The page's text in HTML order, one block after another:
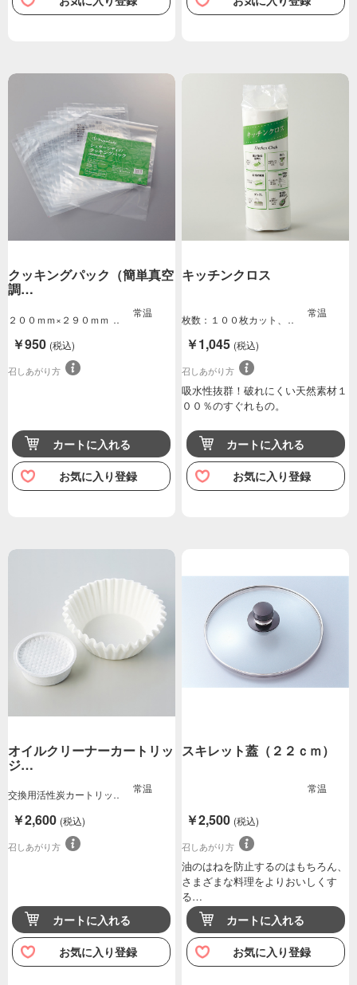
クッキングパック（簡単真空
調…
２００ｍｍ×２９０ｍｍ
常温
￥950 (税込)
召しあがり方
カートに入れる
お気に入り登録
キッチンクロス
枚数：１００枚カット、
常温
￥1,045 (税込)
召しあがり方
吸水性抜群！破れにくい天然素材１
００％のすぐれもの。
カートに入れる
お気に入り登録
オイルクリーナーカートリッ
ジ…
交換用活性炭カートリッ
常温
￥2,600 (税込)
召しあがり方
カートに入れる
お気に入り登録
スキレット蓋（２２ｃｍ）
常温
￥2,500 (税込)
召しあがり方
油のはねを防止するのはもちろん、
さまざまな料理をよりおいしくす
る…
カートに入れる
お気に入り登録